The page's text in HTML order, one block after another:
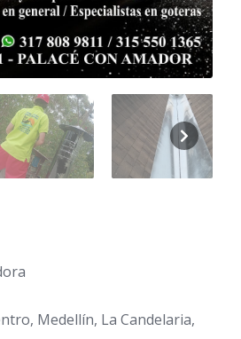
Medellín, La Candelaria,